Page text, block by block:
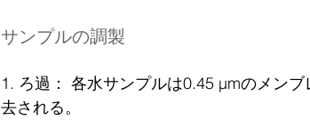
サンプルの調製
1. ろ過： 各水サンプルは0.45 µmのメン
去される。